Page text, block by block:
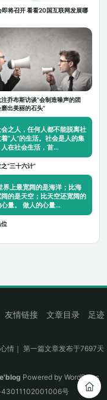
将召开 看看20国互联网发展哪
注乔布斯访谈“会制造噪声的团
出美丽的石头”
会之人，任何人都不能脱离社
“人”的生活。社会是人的集
在社会生活，首…
“三十六计”
界上最宽阔的是海洋；比海
的是天空；比天空还宽阔的
量。 做人的心量…
位
友情链接 文章目录
足迹
情｜ 第一篇文章发布于7697天
Powered by WordPress
43011102001006号